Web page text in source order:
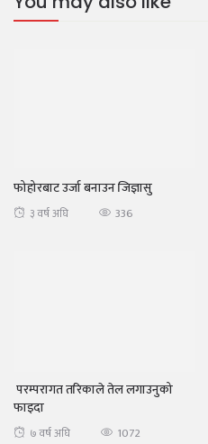
फोहोरबाट उर्जा बनाउन जिज्ञासु
३ वर्ष अघि 336
परम्परागत तरिकाले तेल लगाउनुको
फाइदा
७ वर्ष अघि 1072